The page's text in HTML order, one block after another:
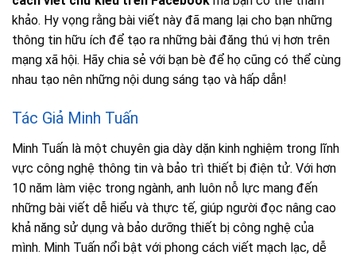
khảo. Hy vọng rằng bài viết này đã mang lại cho bạn những
thông tin hữu ích để tạo ra những bài đăng thú vị hơn trên
mạng xã hội. Hãy chia sẻ với bạn bè để họ cũng có thể cùng
nhau tạo nên những nội dung sáng tạo và hấp dẫn!
Tác Giả Minh Tuấn
Minh Tuấn là một chuyên gia dày dặn kinh nghiệm trong lĩnh
vực công nghệ thông tin và bảo trì thiết bị điện tử. Với hơn
10 năm làm việc trong ngành, anh luôn nỗ lực mang đến
những bài viết dễ hiểu và thực tế, giúp người đọc nâng cao
khả năng sử dụng và bảo dưỡng thiết bị công nghệ của
mình. Minh Tuấn nổi bật với phong cách viết mạch lạc, dễ